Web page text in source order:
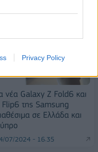
Privacy Policy
νέα Galaxy Z Fold6 και
Flip6 της Samsung
σε Ελλάδα και
07/2024 - 16:35